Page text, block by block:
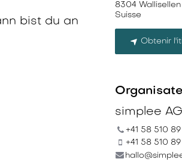
bist du an
8304 Wallisellen
Suisse
Obtenir
simplee AG
+41 58 510
+41 58 510